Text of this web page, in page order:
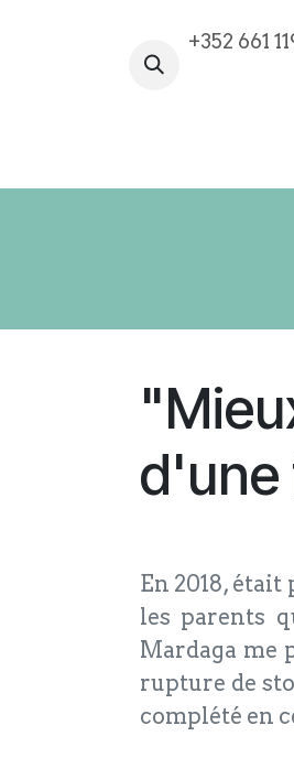
+352 661
d'une
En 2018,
les parents
Mardaga me
rupture de
complété en